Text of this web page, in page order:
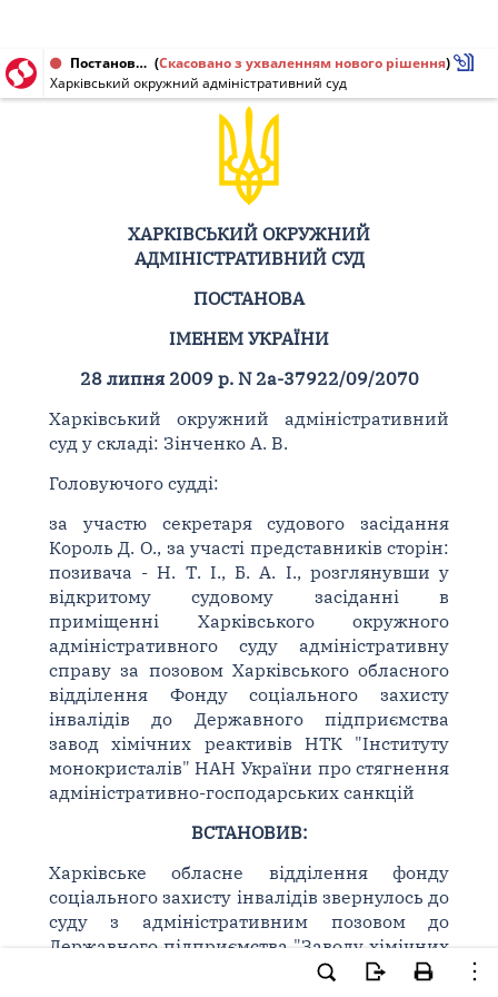
Постанова від 28.07.2009 № 2а-37922/09/2070 (Скасовано з ухваленням нового рішення)
Харківський окружний адміністративний суд
ХАРКІВСЬКИЙ ОКРУЖНИЙ
АДМІНІСТРАТИВНИЙ СУД
ПОСТАНОВА
ІМЕНЕМ УКРАЇНИ
28 липня 2009 р. N 2а-37922/09/2070
Харківський окружний адміністративний
суд у складі: Зінченко А. В.
Головуючого судді:
за участю секретаря судового засідання
Король Д. О., за участі представників сторін:
позивача - Н. Т. І., Б. А. І., розглянувши у
відкритому судовому засіданні в
приміщенні Харківського окружного
адміністративного суду адміністративну
справу за позовом Харківського обласного
відділення Фонду соціального захисту
інвалідів до Державного підприємства
завод хімічних реактивів НТК "Інституту
монокристалів" НАН України про стягнення
адміністративно-господарських санкцій
ВСТАНОВИВ:
Харківське обласне відділення фонду
соціального захисту інвалідів звернулось до
суду з адміністративним позовом до
Державного підприємства "Заводу хімічних
реактивів" Науково-технологічного